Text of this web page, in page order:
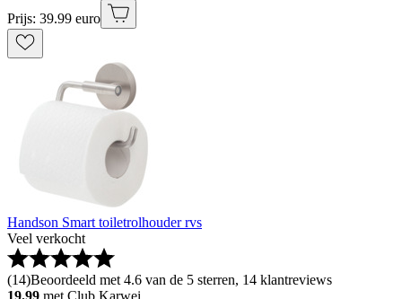
Prijs: 39.99 euro
Handson Smart toiletrolhouder rvs
Veel verkocht
(14)Beoordeeld met 4.6 van de 5 sterren, 14 klantreviews
19.99 met Club Karwei